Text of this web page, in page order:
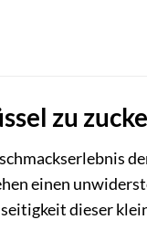
zu
einen
dieser